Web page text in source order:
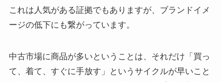
これは人気がある証拠でもありますが、ブランドイメ
ージの低下にも繋がっています。
中古市場に商品が多いということは、それだけ「買っ
て、着て、すぐに手放す」というサイクルが早いこと